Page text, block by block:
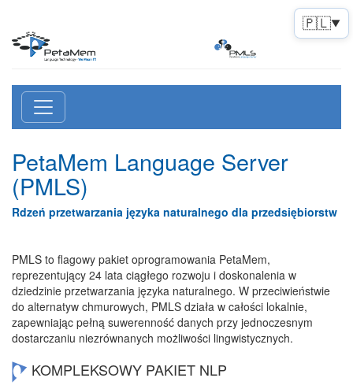
🇵🇱▼
PetaMem Language Server
(PMLS)
Rdzeń przetwarzania języka naturalnego dla przedsiębiorstw
PMLS to flagowy pakiet oprogramowania PetaMem,
reprezentujący 24 lata ciągłego rozwoju i doskonalenia w
dziedzinie przetwarzania języka naturalnego. W przeciwieństwie
do alternatyw chmurowych, PMLS działa w całości lokalnie,
zapewniając pełną suwerenność danych przy jednoczesnym
dostarczaniu niezrównanych możliwości lingwistycznych.
KOMPLEKSOWY PAKIET NLP